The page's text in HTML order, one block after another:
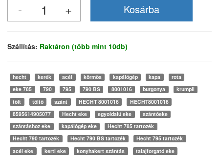
Szállítás: Raktáron (több mint 10db)
hecht kerék acél körmös kapálógép kapa
rota
eke 785
790 795 790 BS 8001016 burgonya
krumpli
tölt
töltő szánt HECHT 8001016
HECHT8001016
8595614905077
Hecht eke egyoldalú eke
szántóeke
szántáshoz eke
kapálógép eke
Hecht 785 tartozék
Hecht 790 tartozék
Hecht 790 BS tartozék
Hecht 795 tartozék
acél eke
kerti eke konyhakert szántás
talajforgató eke